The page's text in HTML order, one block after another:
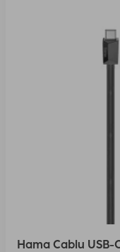
Hama Cablu USB-